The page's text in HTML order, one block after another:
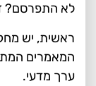
לא התפרסם?
ראשית, יש
המאמרים
ערך מדעי.